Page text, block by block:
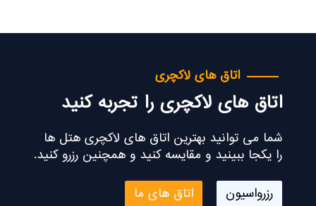
اتاق های لاکچری
اتاق های لاکچری را تجربه کنید
شما می توانید بهترین اتاق های لاکچری هتل ها
را یکجا ببینید و مقایسه کنید و همچنین رزرو کنید.
اتاق های ما
رزرواسیون